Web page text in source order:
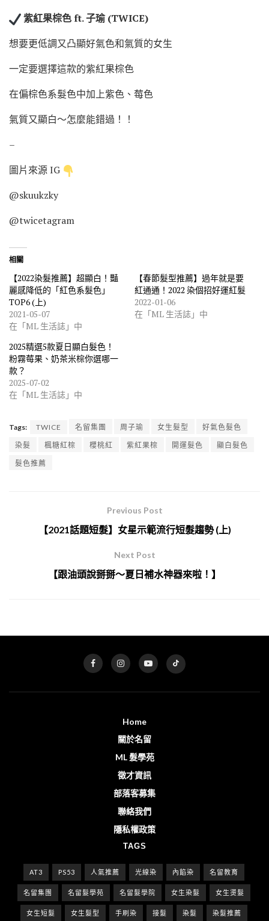
紫紅果棕色 ft. 子瑜 (TWICE)
想要更低調又凸顯好氣色和氣質的女生
一定要選擇這款的紫紅果棕色
在偏棕色系髮色中加上紫色、莓色
氣質又顯白～怎麼能錯過！！
–
圖片來源 IG
@skuukzky
@twicetagram
相關
【2022染髮推薦】超顯白！豔
麗感降低的「紅色系髮色」
TOP6 (上)
2021-05-07
在「ML 生活誌」中
【春節髮型推薦】過年就是要
紅通通！2022 染個招好運紅髮
2022-01-06
在「ML 生活誌」中
2025精選5款夏日顯白髮色！
粉霧莓果、奶茶米棕你選哪一
款？
2025-07-02
在「ML 生活誌」中
Tags: TWICE 名留集團 周子瑜 女生髮型
好氣色髮色
染髮
楓糖紅棕 櫻桃紅 紫紅果棕 開運髮色
顯白髮色
髮色推薦
Previous Post
【2021話題短髮】女星示範流行短髮趨勢 (上)
Next Post
【跟油頭說掰掰～夏日補水神器來啦！】
Home
關於名留
ML 髮學苑
徵才資訊
部落客募集
聯絡我們
隱私權政策
TAGS
AT3 PS53 人氣推薦 光線染 內餡染 名留教育
名留集團 名留髮學苑 名留髮學院 女生染髮 女生燙髮
女生短髮 女生髮型 手刷染 接髮 染髮 染髮推薦